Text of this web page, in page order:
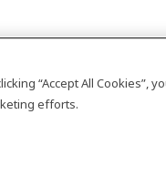
“Accept All Cookies”,
efforts.